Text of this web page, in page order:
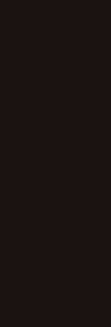
et le flux
à la complétion
que
à des normes
développement, à
Pipeline
simplement
les activités et
fournir une valeur
l’on stocke les
aux exigences
métiers d’un
aussi les
construire